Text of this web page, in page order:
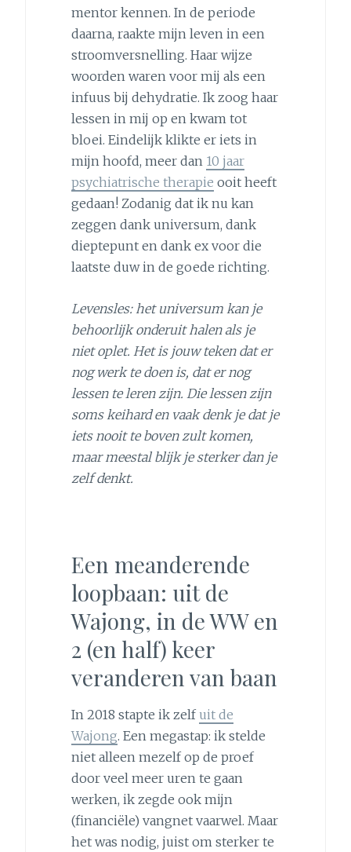
mentor kennen. In de periode
daarna, raakte mijn leven in een
stroomversnelling. Haar wijze
woorden waren voor mij als een
infuus bij dehydratie. Ik zoog haar
lessen in mij op en kwam tot
bloei. Eindelijk klikte er iets in
mijn hoofd, meer dan 10 jaar
psychiatrische therapie ooit heeft
gedaan! Zodanig dat ik nu kan
zeggen dank universum, dank
dieptepunt en dank ex voor die
laatste duw in de goede richting.
Levensles: het universum kan je
behoorlijk onderuit halen als je
niet oplet. Het is jouw teken dat er
nog werk te doen is, dat er nog
lessen te leren zijn. Die lessen zijn
soms keihard en vaak denk je dat je
iets nooit te boven zult komen,
maar meestal blijk je sterker dan je
zelf denkt.
Een meanderende
loopbaan: uit de
Wajong, in de WW en
2 (en half) keer
veranderen van baan
In 2018 stapte ik zelf uit de
Wajong. Een megastap: ik stelde
niet alleen mezelf op de proef
door veel meer uren te gaan
werken, ik zegde ook mijn
(financiële) vangnet vaarwel. Maar
het was nodig, juist om sterker te